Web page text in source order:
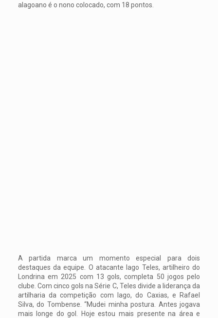
alagoano é o nono colocado, com 18 pontos.
A partida marca um momento especial para dois
destaques da equipe. O atacante Iago Teles, artilheiro do
Londrina em 2025 com 13 gols, completa 50 jogos pelo
clube. Com cinco gols na Série C, Teles divide a liderança da
artilharia da competição com Iago, do Caxias, e Rafael
Silva, do Tombense. “Mudei minha postura. Antes jogava
mais longe do gol. Hoje estou mais presente na área e